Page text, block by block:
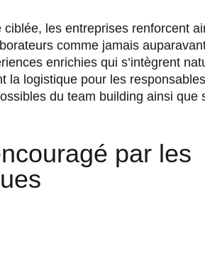
les entreprises renforcent
comme jamais
enrichies qui s’intègrent
la logistique pour les
du team building ainsi que
par les